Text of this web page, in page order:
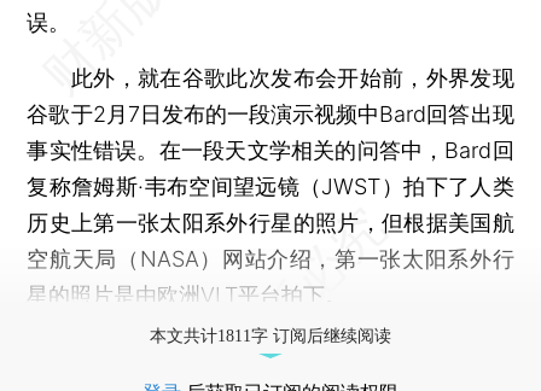
误。
此外，就在谷歌此次发布会开始前，外界发现
谷歌于2月7日发布的一段演示视频中Bard回答出现
事实性错误。在一段天文学相关的问答中，Bard回
复称詹姆斯·韦布空间望远镜（JWST）拍下了人类
历史上第一张太阳系外行星的照片，但根据美国航
空航天局（NASA）网站介绍，第一张太阳系外行
星的照片是由欧洲VLT平台拍下。
本文共计1811字 订阅后继续阅读